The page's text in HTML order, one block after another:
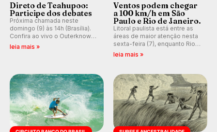
Direto de Teahupoo:
Participe dos debates
Próxima chamada neste
domingo (9) às 14h (Brasília).
Confira ao vivo o Outerknown
Tahiti Pro 2026 e participe dos
leia mais »
Ventos podem chegar
a 100 km/h em São
Paulo e Rio de Janeiro.
Litoral paulista está entre as
áreas de maior atenção nesta
sexta-feira (7), enquanto Rio
de Janeiro também recebe
km/h em Itanhaém.
leia mais »